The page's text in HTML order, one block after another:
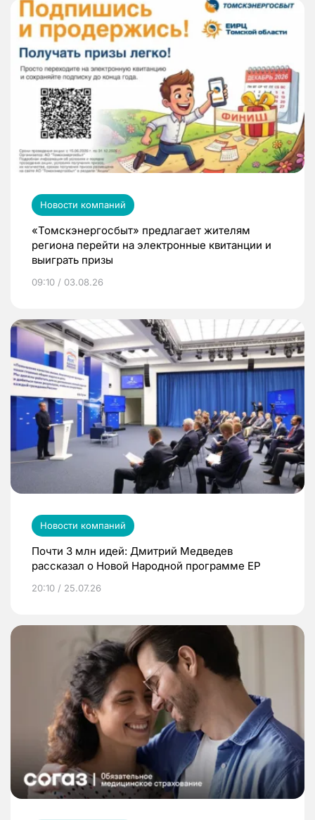
Новости компаний
«Томскэнергосбыт» предлагает жителям
региона перейти на электронные квитанции и
выиграть призы
09:10 / 03.08.26
Новости компаний
Почти 3 млн идей: Дмитрий Медведев
рассказал о Новой Народной программе ЕР
20:10 / 25.07.26